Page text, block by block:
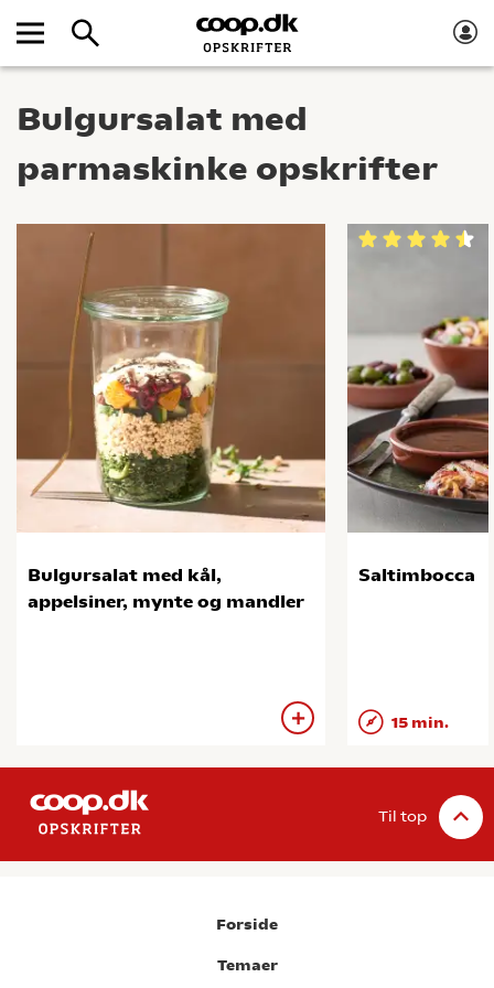
Bulgursalat med
parmaskinke opskrifter
Bulgursalat med kål,
appelsiner, mynte og mandler
Saltimbocca
15 min.
Til top
Forside
Temaer